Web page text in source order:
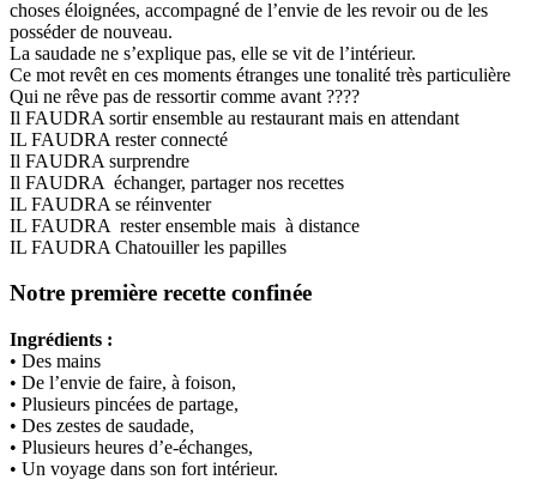
choses éloignées, accompagné de l’envie de les revoir ou de les
posséder de nouveau.
La saudade ne s’explique pas, elle se vit de l’intérieur.
Ce mot revêt en ces moments étranges une tonalité très particulière
Qui ne rêve pas de ressortir comme avant ????
Il FAUDRA sortir ensemble au restaurant mais en attendant
IL FAUDRA rester connecté
Il FAUDRA surprendre
Il FAUDRA échanger, partager nos recettes
IL FAUDRA se réinventer
IL FAUDRA rester ensemble mais à distance
IL FAUDRA Chatouiller les papilles
Notre première recette confinée
Ingrédients :
• Des mains
• De l’envie de faire, à foison,
• Plusieurs pincées de partage,
• Des zestes de saudade,
• Plusieurs heures d’e-échanges,
• Un voyage dans son fort intérieur.